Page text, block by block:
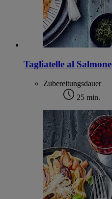
Tagliatelle al Salmone
Zubereitungsdauer
25 min.